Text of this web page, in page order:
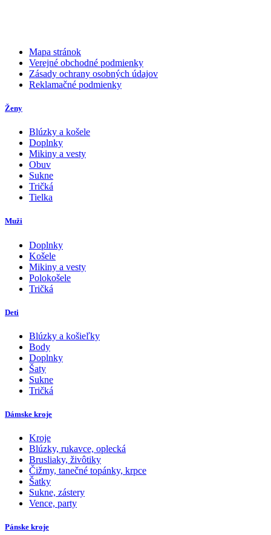
Mapa stránok
Verejné obchodné podmienky
Zásady ochrany osobných údajov
Reklamačné podmienky
Ženy
Blúzky a košele
Doplnky
Mikiny a vesty
Obuv
Sukne
Tričká
Tielka
Muži
Doplnky
Košele
Mikiny a vesty
Polokošele
Tričká
Deti
Blúzky a košieľky
Body
Doplnky
Šaty
Sukne
Tričká
Dámske kroje
Kroje
Blúzky, rukavce, oplecká
Brusliaky, živôtiky
Čižmy, tanečné topánky, krpce
Šatky
Sukne, zástery
Vence, party
Pánske kroje